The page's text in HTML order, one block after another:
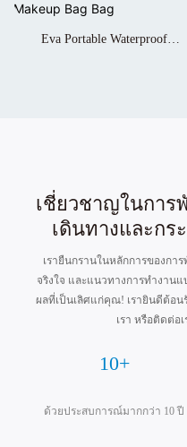
ผู้ชายและผู้หญิง
Eva Portable Waterproof
เชี่ยวชาญในการ
เดินทางและกร
เรายืนกรานในหลักการของก
จริงใจ และแนวทางการทำงาน
ผลที่เป็นเลิศแก่คุณ! เรายินดีต้อน
เรา หรือติดต่อ
10+
ด้วยประสบการณ์มากกว่า 10 ปี